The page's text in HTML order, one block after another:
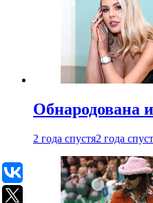
Обнародована
2 года спустя2 года